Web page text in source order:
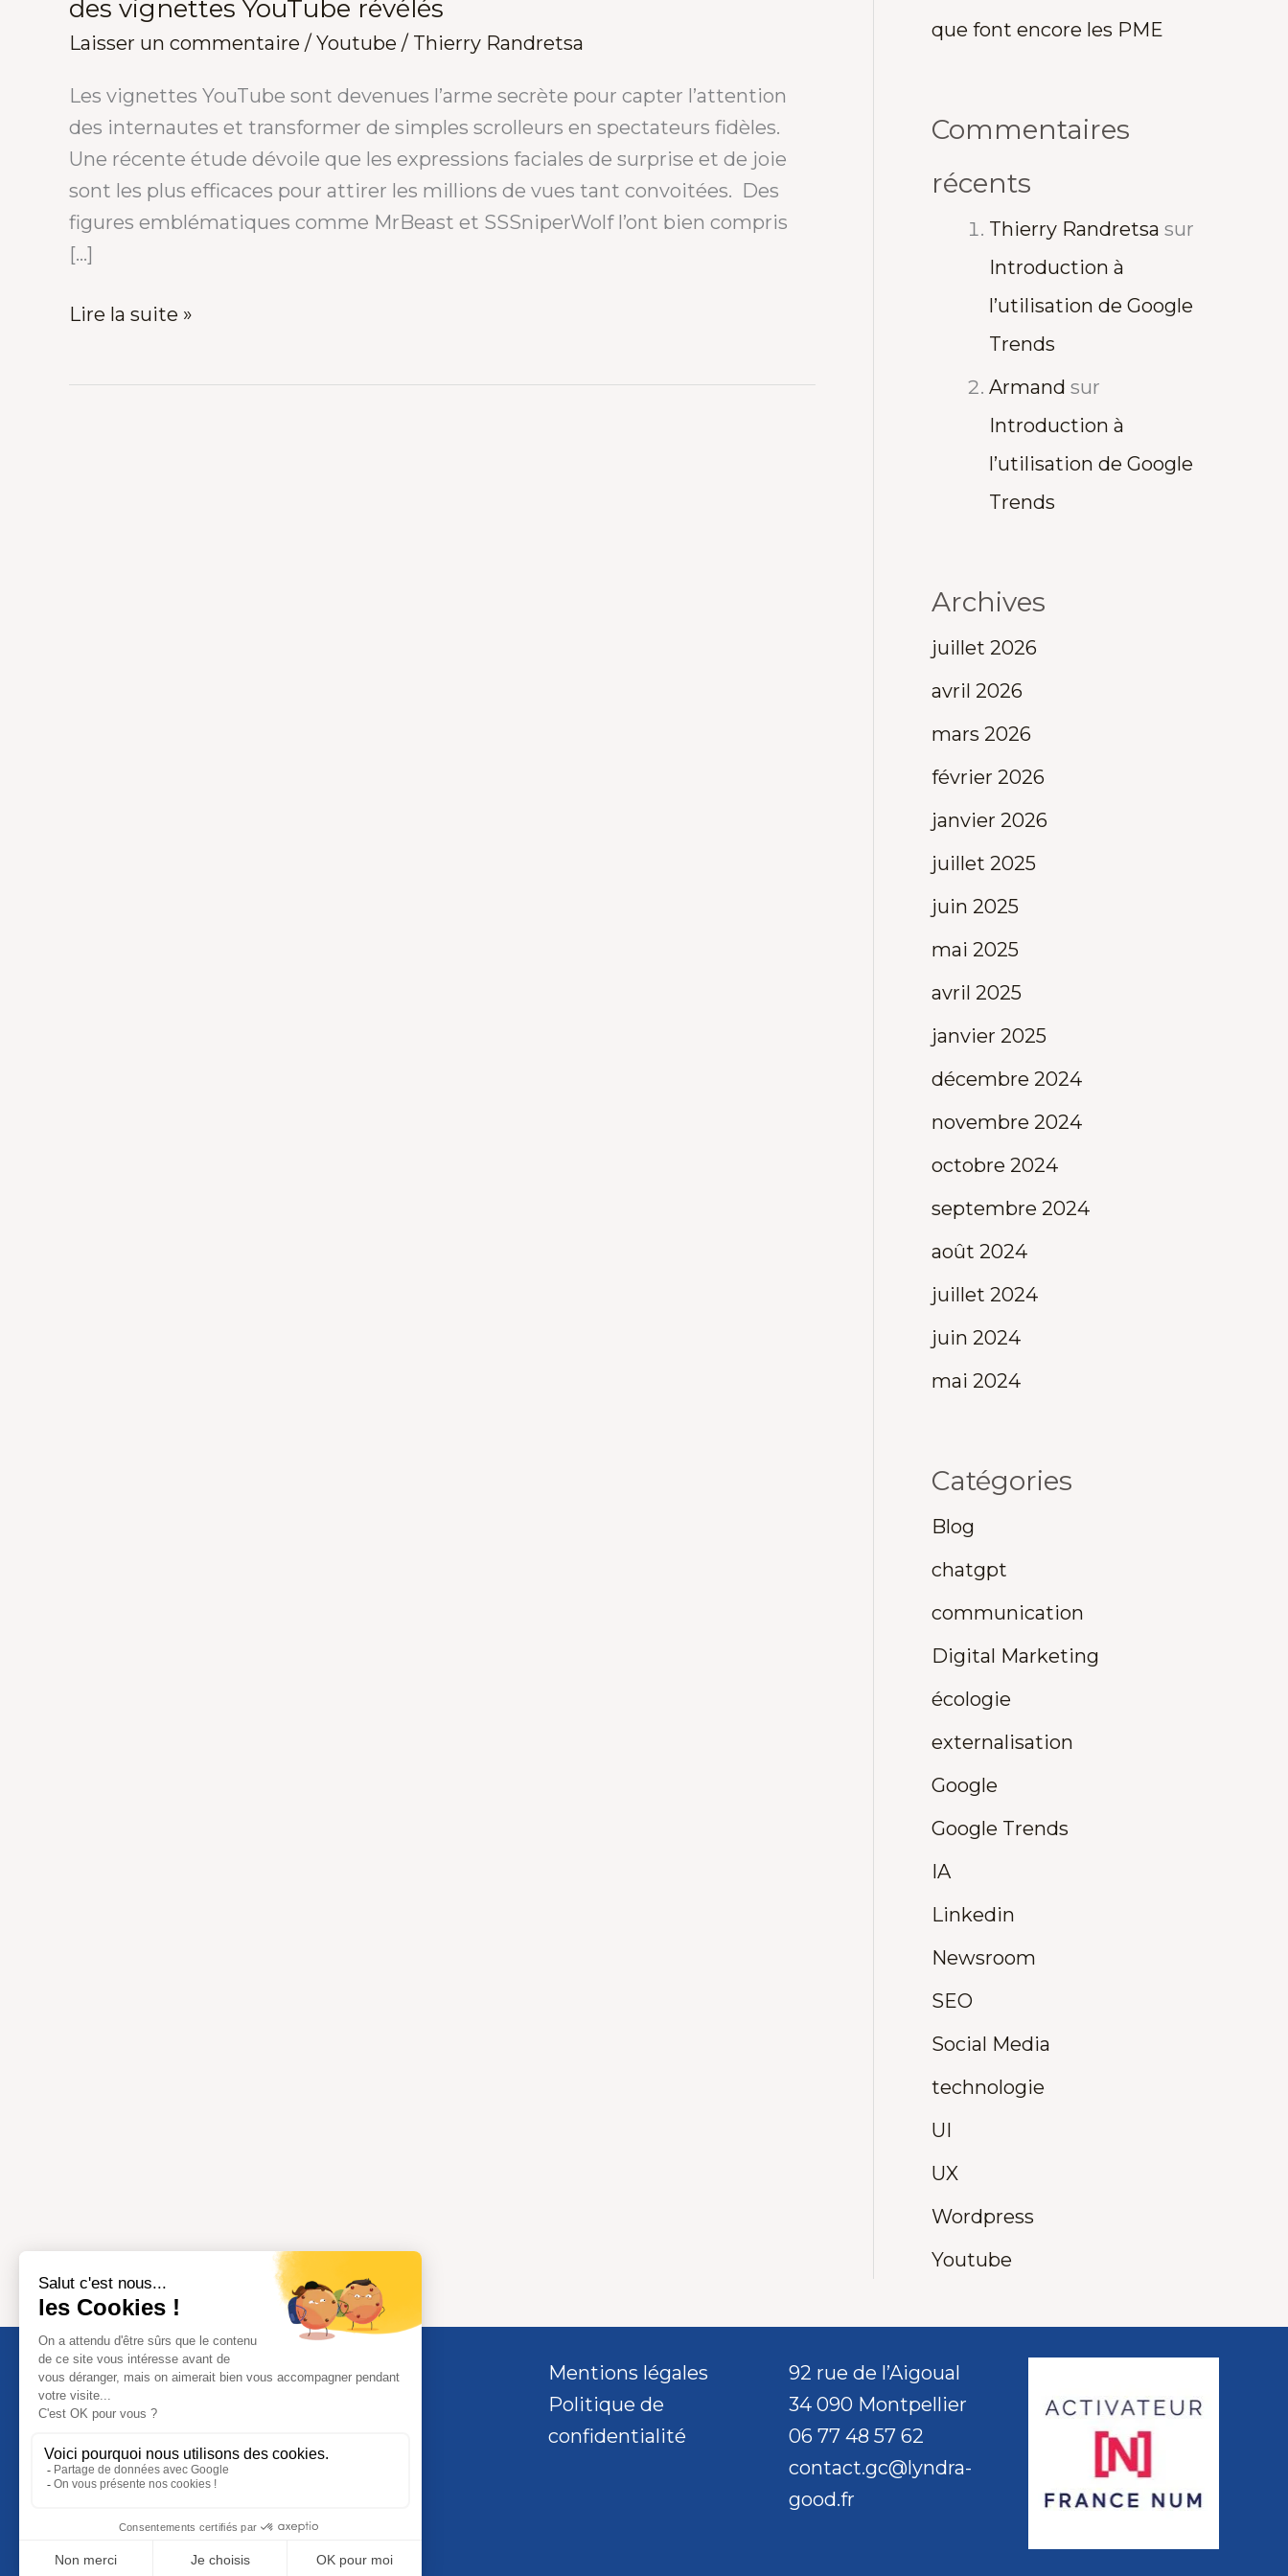
des vignettes YouTube révélés
Laisser un commentaire / Youtube / Thierry Randretsa
Les vignettes YouTube sont devenues l’arme secrète pour capter l’attention
des internautes et transformer de simples scrolleurs en spectateurs fidèles.
Une récente étude dévoile que les expressions faciales de surprise et de joie
sont les plus efficaces pour attirer les millions de vues tant convoitées. Des
figures emblématiques comme MrBeast et SSSniperWolf l’ont bien compris
[…]
Lire la suite »
que font encore les PME
Commentaires
récents
Thierry Randretsa sur
Introduction à
l’utilisation de Google
Trends
Armand sur
Introduction à
l’utilisation de Google
Trends
Archives
juillet 2026
avril 2026
mars 2026
février 2026
janvier 2026
juillet 2025
juin 2025
mai 2025
avril 2025
janvier 2025
décembre 2024
novembre 2024
octobre 2024
septembre 2024
août 2024
juillet 2024
juin 2024
mai 2024
Catégories
Blog
chatgpt
communication
Digital Marketing
écologie
externalisation
Google
Google Trends
IA
Linkedin
Newsroom
SEO
Social Media
technologie
UI
UX
Wordpress
Youtube
Suivez-nous
Mentions légales
Politique de
confidentialité
92 rue de l’Aigoual
34 090 Montpellier
06 77 48 57 62
contact.gc@lyndra-
good.fr